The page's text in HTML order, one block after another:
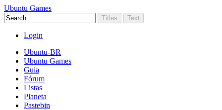
Ubuntu Games
Login
Ubuntu-BR
Ubuntu Games
Guia
Fórum
Listas
Planeta
Pastebin